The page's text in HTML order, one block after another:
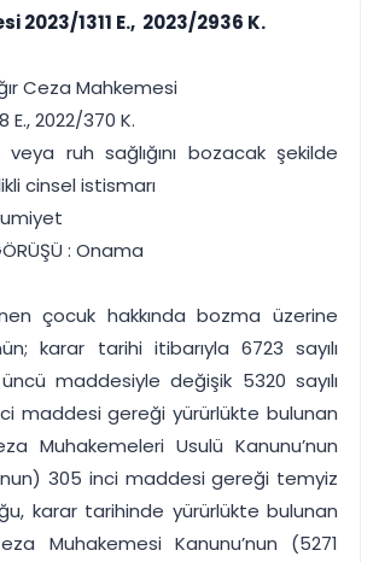
ve görev
asla kaçırmayın
takibi
uçtan uca yönetim
entegrasyonundan finansa, hepsi bir arada.
inceleyin
2023/1311 E., 2023/2936 K.
Ceza Mahkemesi
E., 2022/370 K.
ruh sağlığını bozacak şekilde
cinsel istismarı
: Onama
çocuk hakkında bozma üzerine
karar tarihi itibarıyla 6723 sayılı
maddesiyle değişik 5320 sayılı
maddesi gereği yürürlükte bulunan
Muhakemeleri Usulü Kanunu’nun
305 inci maddesi gereği temyiz
karar tarihinde yürürlükte bulunan
Muhakemesi Kanunu’nun (5271